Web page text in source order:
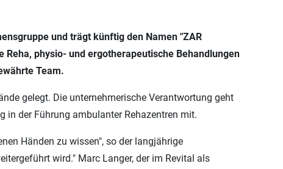
und trägt künftig den Namen "ZAR
physio- und ergotherapeutische Behandlungen
Team.
gelegt. Die unternehmerische Verantwortung geht
in der Führung ambulanter Rehazentren mit.
Händen zu wissen", so der langjährige
wird." Marc Langer, der im Revital als